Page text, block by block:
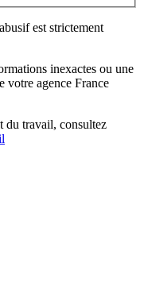
est strictement
inexactes ou une
votre agence France
du travail, consultez